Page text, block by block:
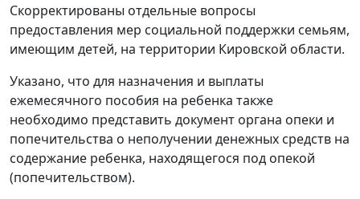
Скорректированы отдельные вопросы
предоставления мер социальной поддержки семьям,
имеющим детей, на территории Кировской области.
Указано, что для назначения и выплаты
ежемесячного пособия на ребенка также
необходимо представить документ органа опеки и
попечительства о неполучении денежных средств на
содержание ребенка, находящегося под опекой
(попечительством).